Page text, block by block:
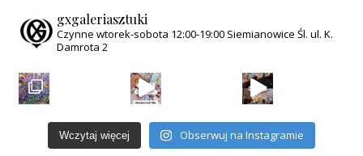
gxgaleriasztuki
Czynne wtorek-sobota 12:00-19:00 Siemianowice Śl. ul. K.
Damrota 2
Wczytaj więcej Obserwuj na Instagramie